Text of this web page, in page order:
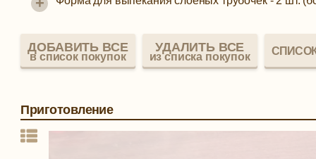
ДОБАВИТЬ ВСЕ
в список покупок
УДАЛИТЬ ВСЕ
из списка покупок
Приготовление